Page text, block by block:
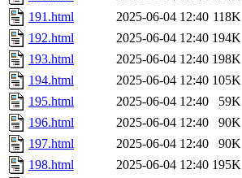
191.html
2025-06-04 12:40 118K
192.html
2025-06-04 12:40 194K
193.html
2025-06-04 12:40 198K
194.html
2025-06-04 12:40 105K
195.html
2025-06-04 12:40
59K
196.html
2025-06-04 12:40
90K
197.html
2025-06-04 12:40
90K
198.html
2025-06-04 12:40 195K